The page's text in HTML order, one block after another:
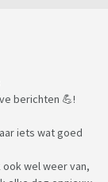
berichten 💪!
iets wat goed
wel weer van,